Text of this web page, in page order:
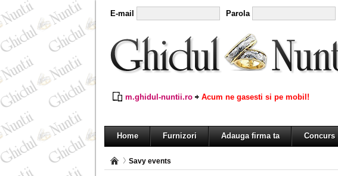
E-mail Parola
m.ghidul-nuntii.ro Acum ne gasesti si pe mobil!
Home Furnizori Adauga firma ta Concurs
Savy events